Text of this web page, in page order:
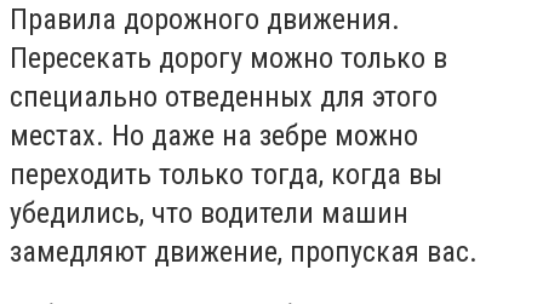
Правила дорожного движения.
Пересекать дорогу можно только в
специально отведенных для этого
местах. Но даже на зебре можно
переходить только тогда, когда вы
убедились, что водители машин
замедляют движение, пропуская вас.